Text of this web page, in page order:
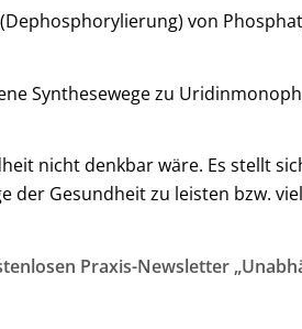
von
Synthesewege zu
nicht denkbar wäre. Es stellt
der Gesundheit zu leisten bzw.
Praxis-Newsletter